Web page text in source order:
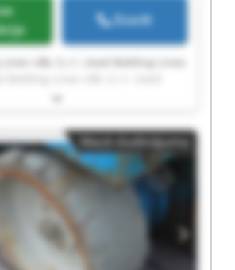
Zvanīt
UBL S.r.l. Used Bottling Lines
S.r.l. Used Bottling Lines UBL
Used Bottling Lines UBL S.r.l.
UBL S.r.l. Used Bottling Lines
Bottling Lines UBL S.r.l. Used
S.r.l. Used Bottling Lines UBL
Lines UBL S.r.l. Used Bottling
Used Bottling Lines UBL S.r.l.
Lines UBL S.r.l. Used Bottling Lines
Bottling Lines UBL S.r.l. Used
S.r.l.
Mazā sludinājuma